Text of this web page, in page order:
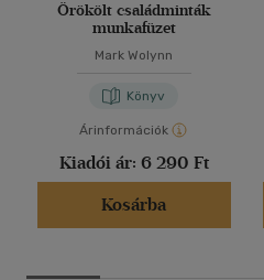
Örökölt családminták
munkafüzet
Mark Wolynn
Könyv
Árinformációk
Kiadói ár: 6 290 Ft
Kosárba